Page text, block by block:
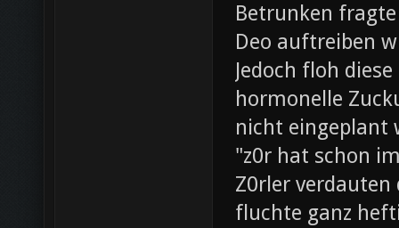
Betrunken
Deo auftreiben
Jedoch floh
hormonelle
nicht eingeplant
"z0r hat schon
Z0rler
fluchte ganz